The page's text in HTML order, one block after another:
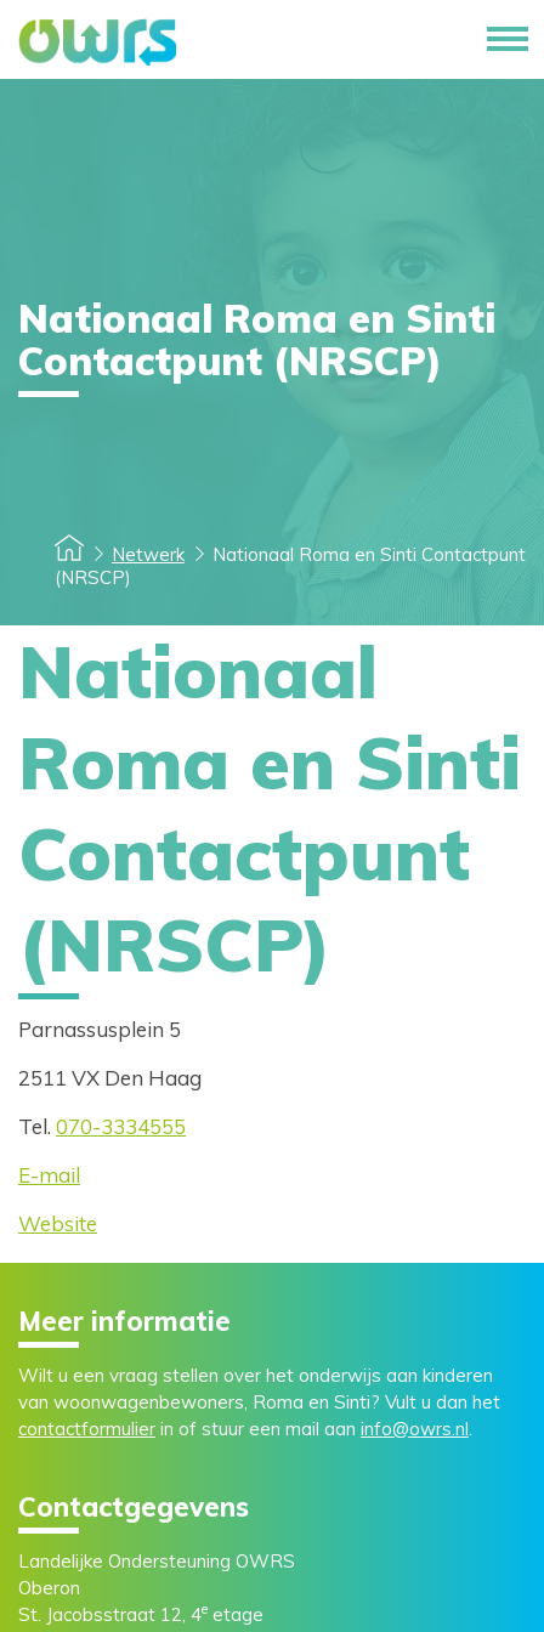
Netwerk
Nationaal Roma en Sinti Contactpunt
(NRSCP)
Nationaal Roma en Sinti
Contactpunt (NRSCP)
Nationaal
Roma en Sinti
Contactpunt
(NRSCP)
Parnassusplein 5
2511 VX Den Haag
Tel. 070-3334555
E-mail
Website
Meer informatie
Wilt u een vraag stellen over het onderwijs aan kinderen
van woonwagenbewoners, Roma en Sinti? Vult u dan het
contactformulier in of stuur een mail aan info@owrs.nl.
Contactgegevens
Landelijke Ondersteuning OWRS
Oberon
St. Jacobsstraat 12, 4e etage